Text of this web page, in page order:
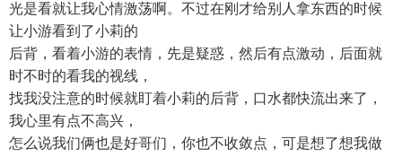
光是看就让我心情激荡啊。不过在刚才给别人拿东西的时候
让小游看到了小莉的
后背，看着小游的表情，先是疑惑，然后有点激动，后面就
时不时的看我的视线，
找我没注意的时候就盯着小莉的后背，口水都快流出来了，
我心里有点不高兴，
怎么说我们俩也是好哥们，你也不收敛点，可是想了想我做